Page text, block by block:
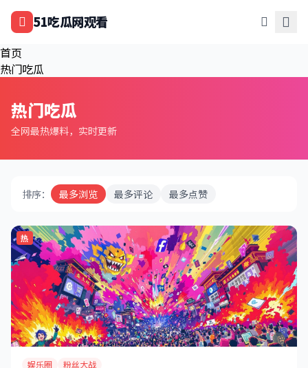
跳过导航
51吃瓜网观看
首页
热门吃瓜
热门吃瓜
全网最热爆料，实时更新
排序： 最多浏览 最多评论 最多点赞
热
娱乐圈 粉丝大战